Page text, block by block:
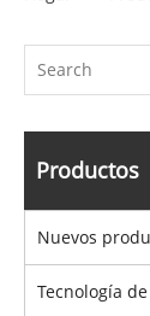
Productos
Nuevos
Tecnología